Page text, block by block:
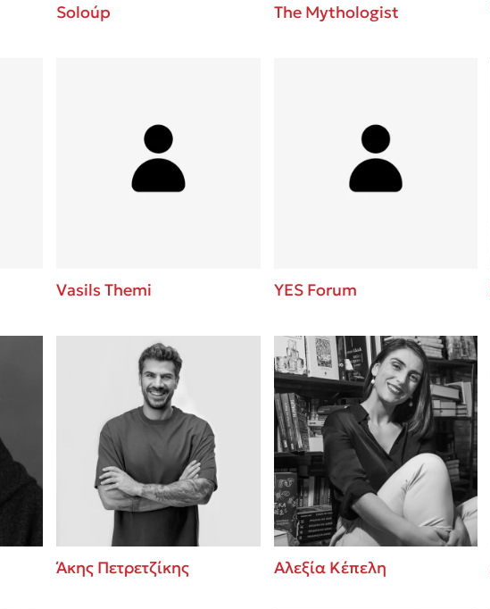
Soloúp The Mythologist
Vasils Themi YES Forum
Άκης Πετρετζίκης Αλεξία Κέπελη